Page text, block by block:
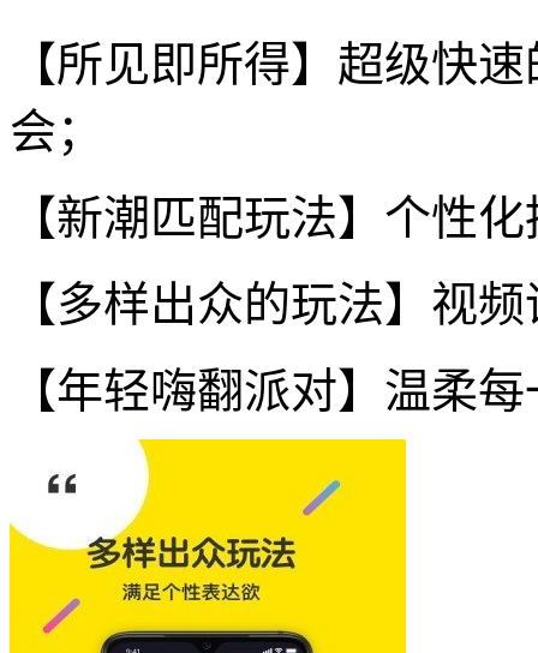
【所见即所得】超级快
会；
【新潮匹配玩法】个性
【多样出众的玩法】视
【年轻嗨翻派对】温柔